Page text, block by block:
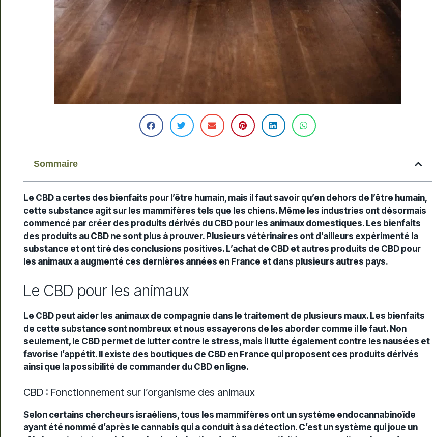
Sommaire
Le CBD a certes des bienfaits pour l’être humain, mais il faut savoir qu’en dehors de l’être humain,
cette substance agit sur les mammifères tels que les chiens. Même les industries ont désormais
commencé par créer des produits dérivés du CBD pour les animaux domestiques. Les bienfaits
des produits au CBD ne sont plus à prouver. Plusieurs vétérinaires ont d’ailleurs expérimenté la
substance et ont tiré des conclusions positives. L’achat de CBD et autres produits de CBD pour
les animaux a augmenté ces dernières années en France et dans plusieurs autres pays.
Le CBD pour les animaux
Le CBD peut aider les animaux de compagnie dans le traitement de plusieurs maux. Les bienfaits
de cette substance sont nombreux et nous essayerons de les aborder comme il le faut. Non
seulement, le CBD permet de lutter contre le stress, mais il lutte également contre les nausées et
favorise l’appétit. Il existe des boutiques de CBD en France qui proposent ces produits dérivés
ainsi que la possibilité de commander du CBD en ligne.
CBD : Fonctionnement sur l’organisme des animaux
Selon certains chercheurs israéliens, tous les mammifères ont un système endocannabinoïde
ayant été nommé d’après le cannabis qui a conduit à sa détection. C’est un système qui joue un